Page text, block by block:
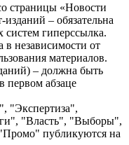
страницы «Новости
– обязательна
систем гиперссылка.
независимости от
материалов.
– должна быть
первом абзаце
"Экспертиза",
"Власть", "Выборы",
публикуются на